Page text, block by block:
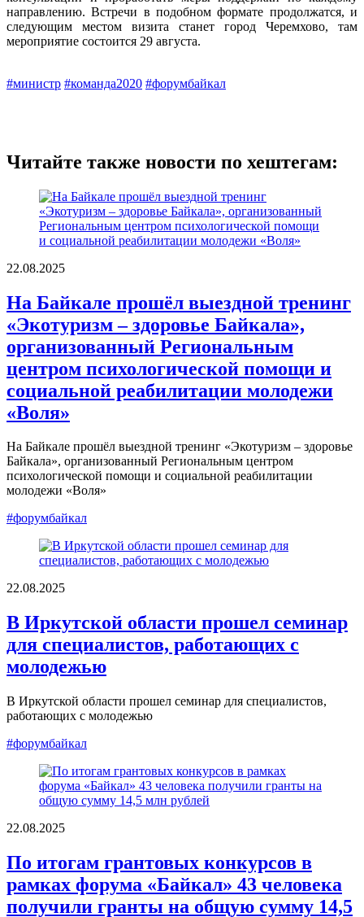
направлению. Встречи в подобном формате продолжатся, и
следующим местом визита станет город Черемхово, там
мероприятие состоится 29 августа.
#министр #команда2020 #форумбайкал
Читайте также новости по хештегам:
22.08.2025
На Байкале прошёл выездной тренинг
«Экотуризм – здоровье Байкала»,
организованный Региональным
центром психологической помощи и
социальной реабилитации молодежи
«Воля»
На Байкале прошёл выездной тренинг «Экотуризм – здоровье
Байкала», организованный Региональным центром
психологической помощи и социальной реабилитации
молодежи «Воля»
#форумбайкал
22.08.2025
В Иркутской области прошел семинар
для специалистов, работающих с
молодежью
В Иркутской области прошел семинар для специалистов,
работающих с молодежью
#форумбайкал
22.08.2025
По итогам грантовых конкурсов в
рамках форума «Байкал» 43 человека
получили гранты на общую сумму 14,5